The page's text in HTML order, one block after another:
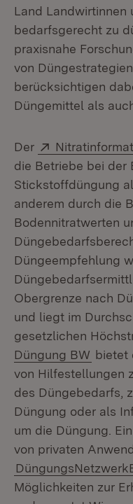
Land Landwirtinnen
bedarfsgerecht zu
praxisnahe
von
berücksichtigen
Düngemittel als
Der Extern:
die Betriebe bei der
Stickstoffdüngung
anderem durch die
Bodennitratwerten
Düngeempfehlung
Obergrenze nach
und liegt im
gesetzlichen
Düngung BW bietet
von Hilfestellungen
des Düngebedarfs,
Düngung oder als
um die Düngung.
von privaten
Möglichkeiten zur